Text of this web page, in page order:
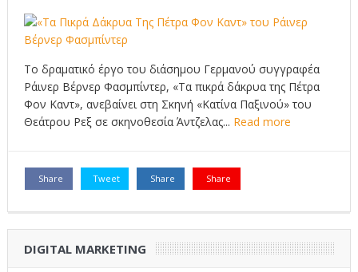
Το δραματικό έργο του διάσημου Γερμανού συγγραφέα
Ράινερ Βέρνερ Φασμπίντερ, «Τα πικρά δάκρυα της Πέτρα
Φον Καντ», ανεβαίνει στη Σκηνή «Κατίνα Παξινού» του
Θεάτρου Ρεξ σε σκηνοθεσία Άντζελας... Read more
Share Tweet Share Share
DIGITAL MARKETING